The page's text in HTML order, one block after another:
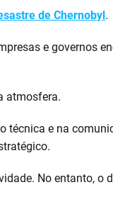
de Chernobyl.
e governos
atmosfera.
e na
No entanto, o